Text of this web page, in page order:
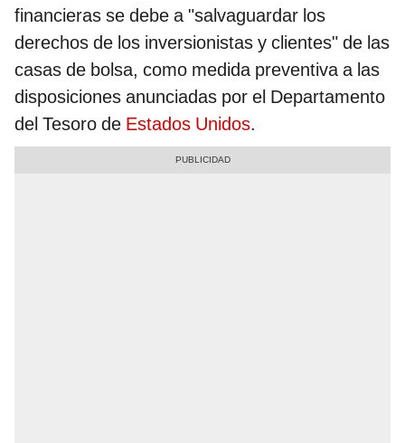
financieras se debe a "salvaguardar los
derechos de los inversionistas y clientes" de las
casas de bolsa, como medida preventiva a las
disposiciones anunciadas por el Departamento
del Tesoro de Estados Unidos.